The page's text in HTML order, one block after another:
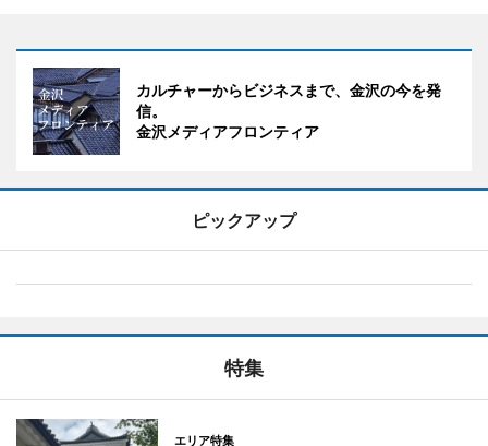
カルチャーからビジネスまで、金沢の今を発
信。
金沢メディアフロンティア
ピックアップ
特集
エリア特集